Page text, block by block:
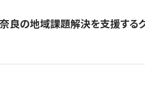
良の地域課題解決を支援する